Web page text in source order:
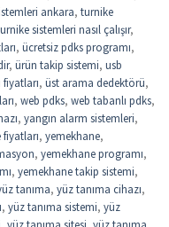
ankara, turnike
sistemleri nasıl çalışır,
, ücretsiz pdks programı,
, ürün takip sistemi, usb
, üst arama dedektörü,
, web pdks, web tabanlı pdks,
, yangın alarm sistemleri,
, yemekhane,
, yemekhane programı,
, yemekhane takip sistemi,
tanıma, yüz tanıma cihazı,
, yüz tanıma sistemi, yüz